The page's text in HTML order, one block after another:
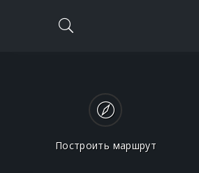
Построить маршрут